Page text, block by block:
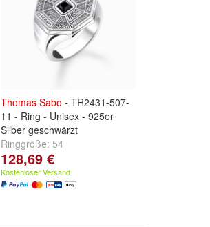
Thomas Sabo - TR2431-507-
11 - Ring - Unisex - 925er
Silber geschwärzt
Ringgröße: 54
128,69 €
Kostenloser Versand